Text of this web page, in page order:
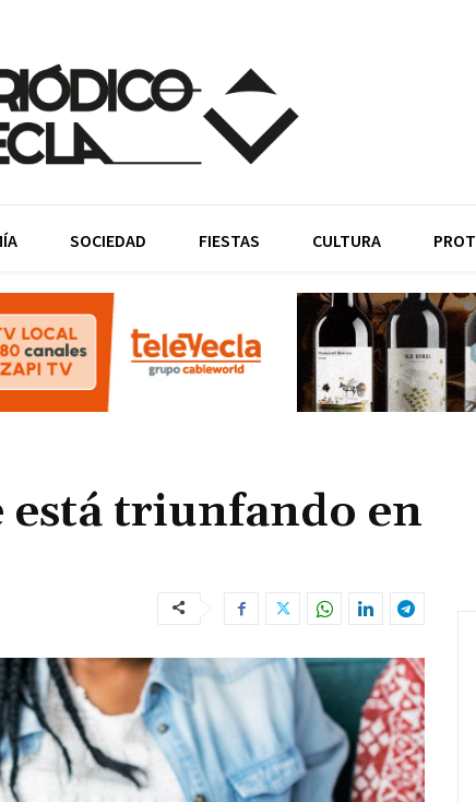
SOCIEDAD FIESTAS CULTURA
está triunfando en